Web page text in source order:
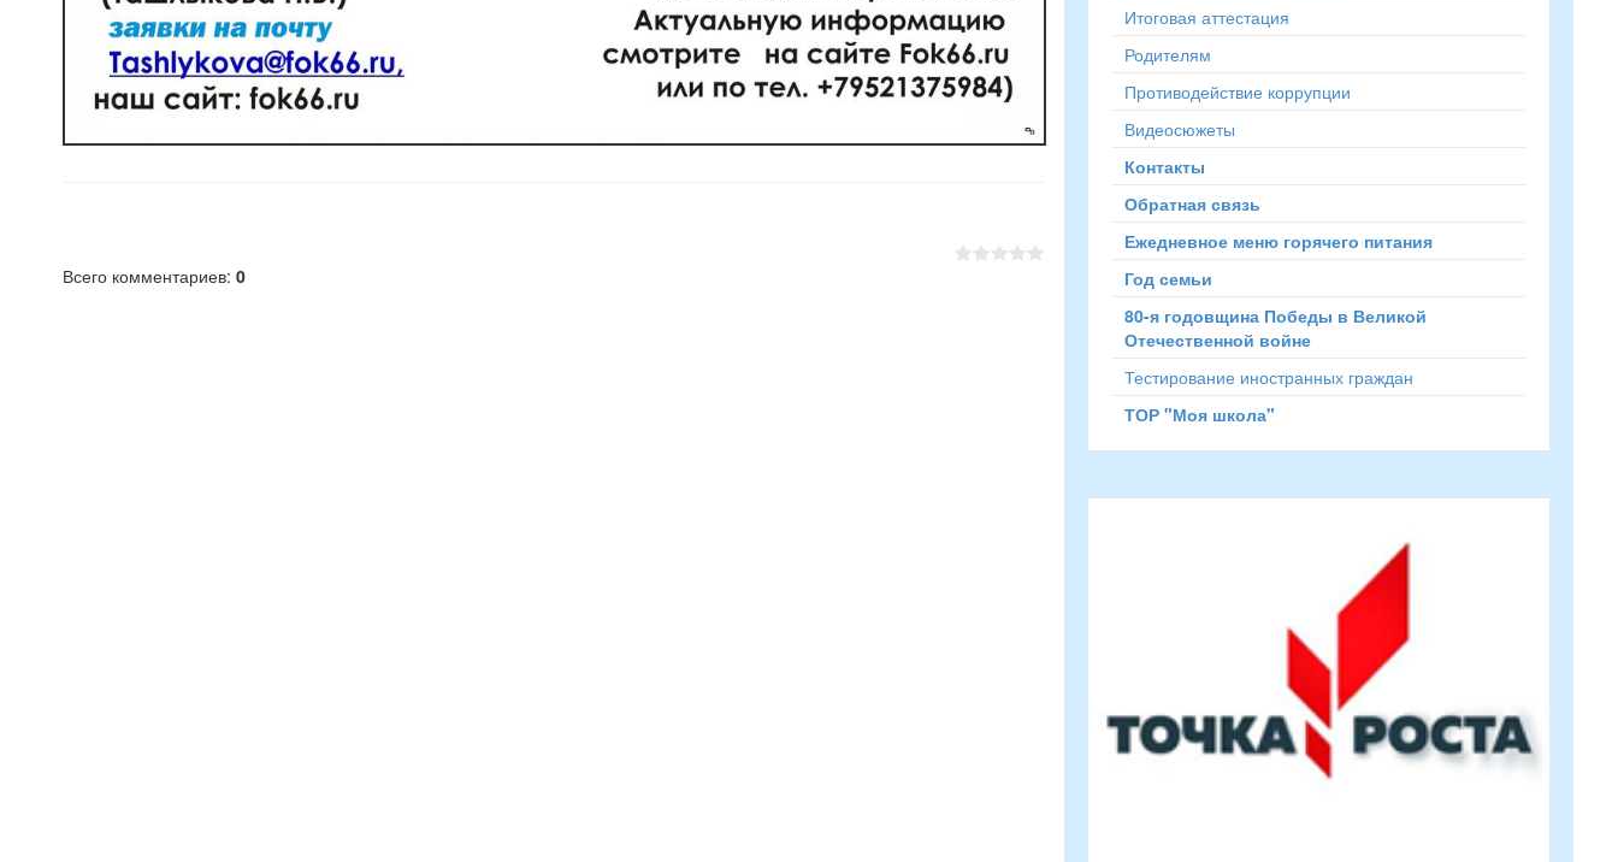
Всего комментариев: 0
Итоговая аттестация
Родителям
Противодействие коррупции
Видеосюжеты
Контакты
Обратная связь
Ежедневное меню горячего питания
Год семьи
80-я годовщина Победы в Великой
Отечественной войне
Тестирование иностранных граждан
ТОР "Моя школа"